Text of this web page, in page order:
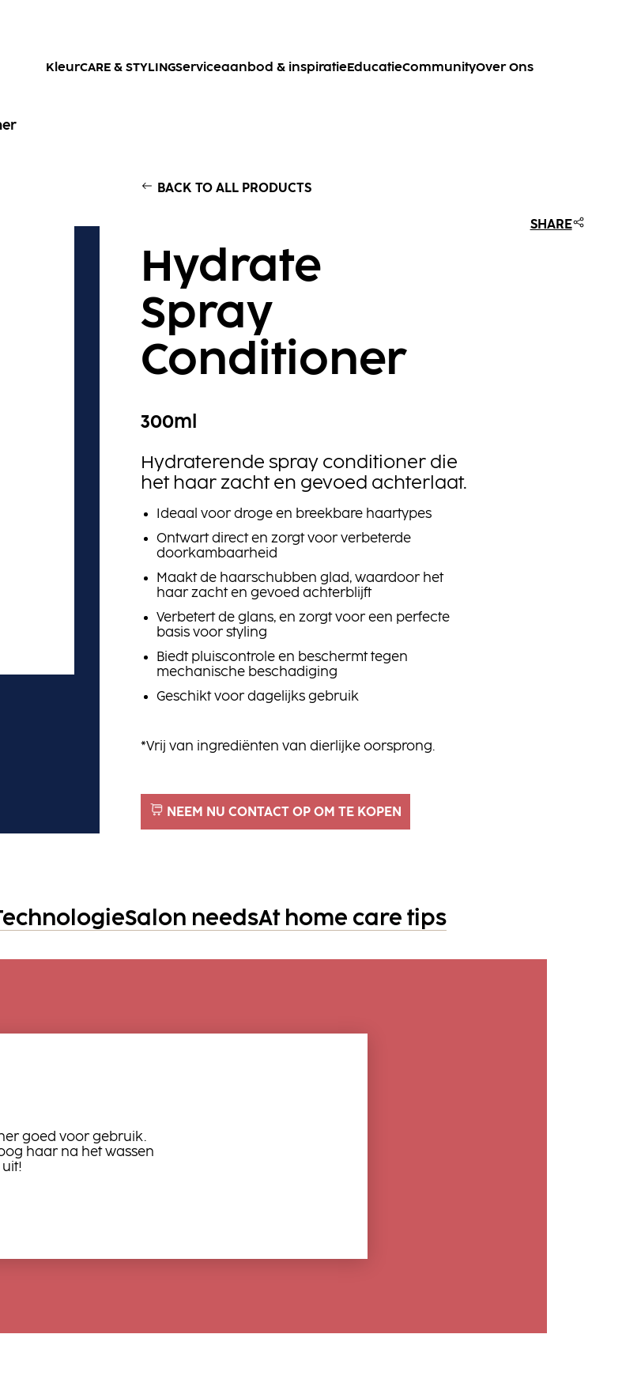
KleurCARE & STYLINGServiceaanbod & inspiratieEducatieCommunityOver Ons
BACK TO ALL PRODUCTS
Hydrate
Spray
Conditioner
300ml
SHARE
Hydraterende spray conditioner die
het haar zacht en gevoed achterlaat.
Ideaal voor droge en breekbare haartypes
Ontwart direct en zorgt voor verbeterde
doorkambaarheid
Maakt de haarschubben glad, waardoor het
haar zacht en gevoed achterblijft
Verbetert de glans, en zorgt voor een perfecte
basis voor styling
Biedt pluiscontrole en beschermt tegen
mechanische beschadiging
Geschikt voor dagelijks gebruik
*Vrij van ingrediënten van dierlijke oorsprong.
NEEM NU CONTACT OP OM TE KOPEN
Salon needsAt home care tips
goed voor gebruik.
haar na het wassen